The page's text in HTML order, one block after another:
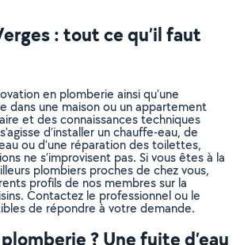
: tout ce qu’il faut
en plomberie ainsi qu’une
dans une maison ou un appartement
et des connaissances techniques
d’installer un chauffe-eau, de
ou d’une réparation des toilettes,
ne s’improvisent pas. Si vous êtes à la
plombiers proches de chez vous,
profils de nos membres sur la
Contactez le professionnel ou le
de répondre à votre demande.
? Une fuite d’eau